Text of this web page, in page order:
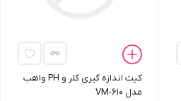
کیت اندازه‌ گیری کلر و PH واهب
مدل VM-610